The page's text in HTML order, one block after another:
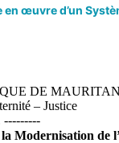
œuvre d’un
DE
– Justice
---------
Modernisation